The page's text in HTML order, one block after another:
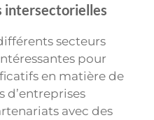
intersectorielles
secteurs
pour
en matière de
d’entreprises
avec des